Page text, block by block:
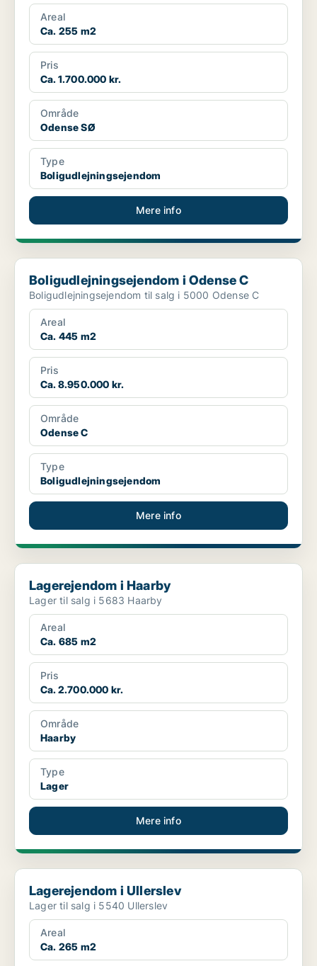
Areal
Ca. 255 m2
Pris
Ca. 1.700.000 kr.
Område
Odense SØ
Type
Boligudlejningsejendom
Mere info
Boligudlejningsejendom i Odense C
Boligudlejningsejendom i Odense C
Boligudlejningsejendom til salg i 5000 Odense C
Areal
Ca. 445 m2
Pris
Ca. 8.950.000 kr.
Område
Odense C
Type
Boligudlejningsejendom
Mere info
Lagerejendom i Haarby
Lagerejendom i Haarby
Lager til salg i 5683 Haarby
Areal
Ca. 685 m2
Pris
Ca. 2.700.000 kr.
Område
Haarby
Type
Lager
Mere info
Lagerejendom i Ullerslev
Lagerejendom i Ullerslev
Lager til salg i 5540 Ullerslev
Areal
Ca. 265 m2